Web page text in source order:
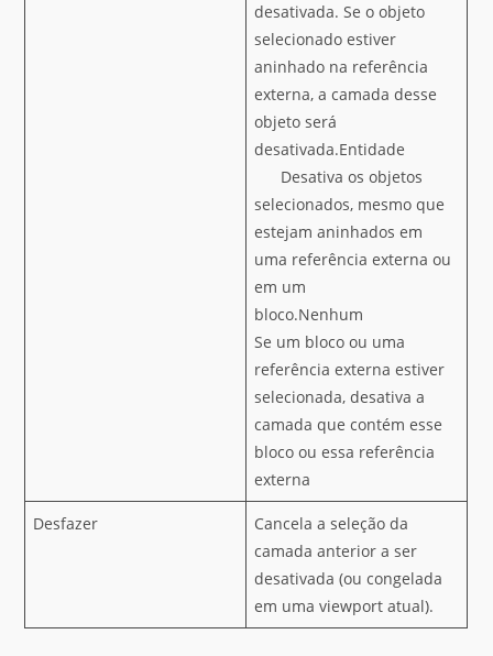
desativada. Se o objeto
selecionado estiver
aninhado na referência
externa, a camada desse
objeto será
desativada.Entidade
Desativa os objetos
selecionados, mesmo que
estejam aninhados em
uma referência externa ou
em um
bloco.Nenhum
Se um bloco ou uma
referência externa estiver
selecionada, desativa a
camada que contém esse
bloco ou essa referência
externa
Desfazer
Cancela a seleção da
camada anterior a ser
desativada (ou congelada
em uma viewport atual).